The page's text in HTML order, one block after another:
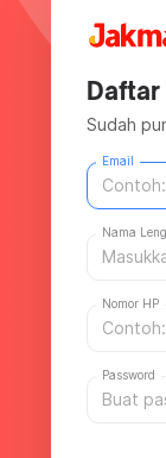
Daftar
Sudah
Email
Nama
Nomor HP
Password